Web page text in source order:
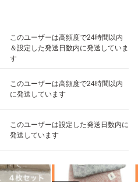
このユーザーは高頻度で24時間以内
＆設定した発送日数内に発送していま
す
このユーザーは高頻度で24時間以内
に発送しています
このユーザーは設定した発送日数内に
発送しています
いいね！
2,000